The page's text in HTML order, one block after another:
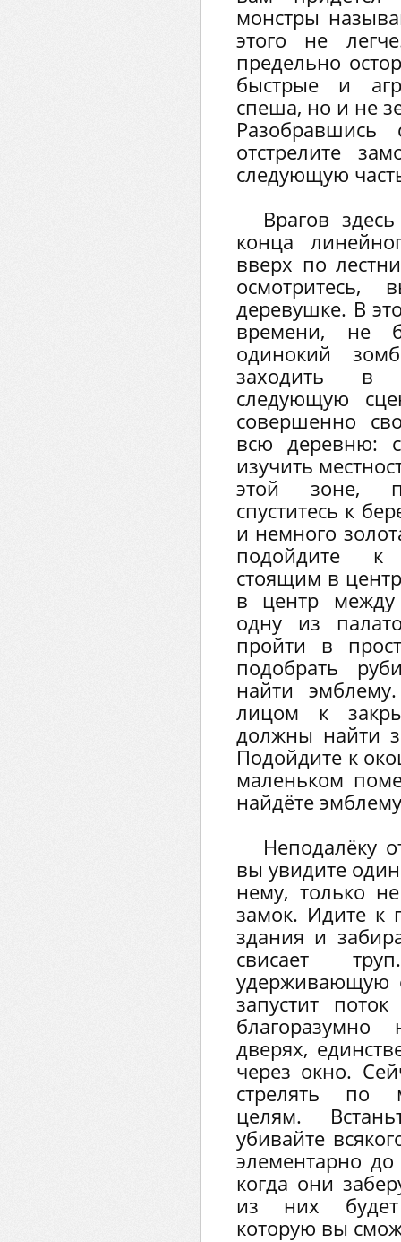
монстры
этого не
предельно
быстрые и
спеша, но и не
Разобравшись
отстрелите
следующую
Врагов
конца
вверх по
деревушке. В
времени, не
одинокий
заходить в
следующую
совершенно
всю деревню:
изучить
этой зоне,
спуститесь к
и немного
подойдите к
стоящим в
в центр
одну из
пройти в
подобрать
найти
лицом к
должны найти
Подойдите к
маленьком
найдёте
Неподалёку
вы увидите
нему, только
замок. Идите к
здания и
свисает
удерживающую
запустит
дверях,
через окно.
стрелять по
целям.
убивайте
элементарно
когда они
из них будет
которую вы